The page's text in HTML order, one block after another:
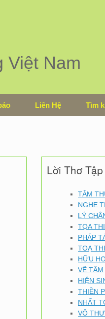
Việt Nam
Liên Hệ Tìm
Lời Thơ
TÂM
NGHE
LÝ
TỌA
PHÁP
TOẠ
HỮU
VỀ TÂM
HIỆN
THIỀN
NHẤT
VÔ